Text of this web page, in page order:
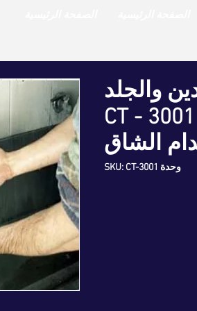
والجلد
المركز CT - 3001
الشاق
وحدة SKU: CT-3001